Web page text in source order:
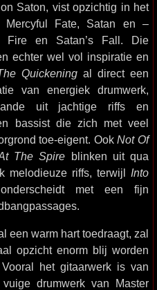
Saton, vist opzichtig in het
Mercyful Fate, Satan en –
en Satan’s Fall. Die
echter wel vol inspiratie en
Quickeningal direct een
van energiek drumwerk,
uit jachtige riffs en
bassist die zich met veel
toe-eigent. OokNot Of
The Spire blinken uit qua
melodieuze riffs, terwijl Into
met een fijn
een warm hart toedraagt, zal
opzicht enorm blij worden
het gitaarwerk is van
drumwerk van Master